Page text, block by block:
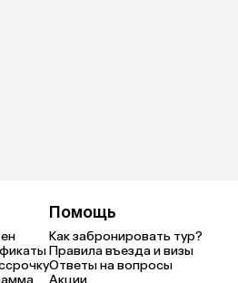
Помощь
Как забронировать тур?
Правила въезда и визы
Ответы на вопросы
Акции